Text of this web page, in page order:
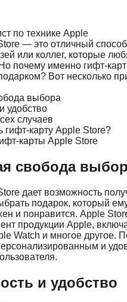
по технике Apple
— это отличный
или коллег, которые
почему именно гифт-
Вот несколько
выбора
удобство
случаев
гифт-карту Apple Store?
карты Apple Store
свобода
дает возможность
подарок, который
и понравится. Apple
продукции Apple,
Watch и многое другое.
и
и удобство